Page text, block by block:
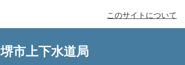
このサイトについて
堺市上下水道局